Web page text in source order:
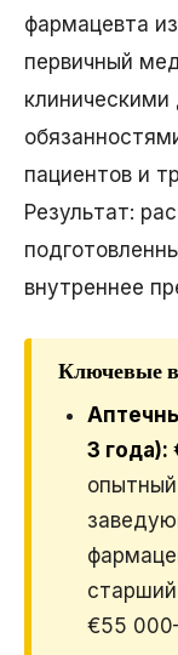
фармацевта
первичный
пациентов и
Результат:
внутреннее
Ключевые
3
€55